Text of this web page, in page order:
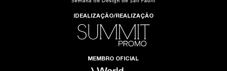
IDEALIZAÇÃO/REALIZAÇÃO
MEMBRO OFICIAL